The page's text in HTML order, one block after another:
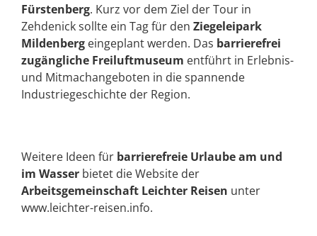
Fürstenberg. Kurz vor dem Ziel der Tour in
Zehdenick sollte ein Tag für den Ziegeleipark
Mildenberg eingeplant werden. Das barrierefrei
zugängliche Freiluftmuseum entführt in Erlebnis-
und Mitmachangeboten in die spannende
Industriegeschichte der Region.
Weitere Ideen für barrierefreie Urlaube am und
im Wasser bietet die Website der
Arbeitsgemeinschaft Leichter Reisen unter
www.leichter-reisen.info.